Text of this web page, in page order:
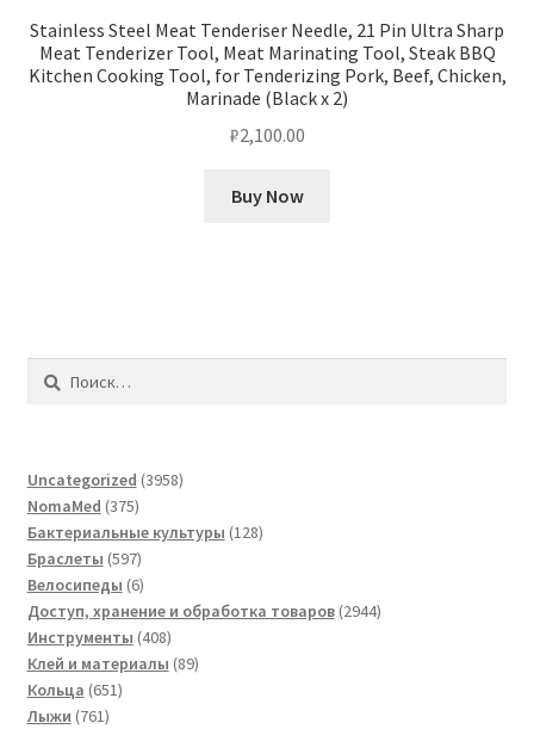
Stainless Steel Meat Tenderiser Needle, 21 Pin Ultra Sharp
Meat Tenderizer Tool, Meat Marinating Tool, Steak BBQ
Kitchen Cooking Tool, for Tenderizing Pork, Beef, Chicken,
Marinade (Black x 2)
₽2,100.00
Buy Now
Найти:
Uncategorized 39583958
NomaMed 375375
товаров
Бактериальные культуры 128128
Браслеты 597597
товаров
Велосипеды 66
товаров
Доступ, хранение и обработка товаров 29442944
Инструменты 408408
товаров
Клей и материалы 8989
Кольца 651651
Лыжи 761761